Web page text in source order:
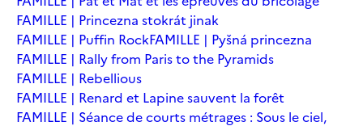
FAMILLE | Princezna stokrát jinak
FAMILLE | Puffin RockFAMILLE | Pyšná princezna
FAMILLE | Rally from Paris to the Pyramids
FAMILLE | Rebellious
FAMILLE | Renard et Lapine sauvent la forêt
FAMILLE | Séance de courts métrages : Sous le ciel,